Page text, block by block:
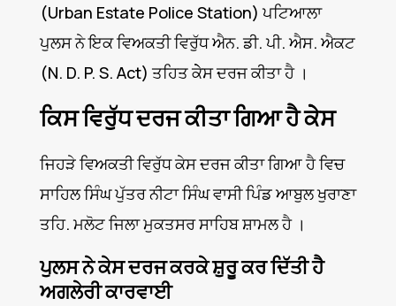
(Urban Estate Police Station) ਪਟਿਆਲਾ
ਪੁਲਸ ਨੇ ਇਕ ਵਿਅਕਤੀ ਵਿਰੁੱਧ ਐਨ. ਡੀ. ਪੀ. ਐਸ. ਐਕਟ
(N. D. P. S. Act) ਤਹਿਤ ਕੇੇਸ ਦਰਜ ਕੀਤਾ ਹੈ ।
ਕਿਸ ਵਿਰੁੱਧ ਦਰਜ ਕੀਤਾ ਗਿਆ ਹੈ ਕੇੇਸ
ਜਿਹੜੇ ਵਿਅਕਤੀ ਵਿਰੁੱਧ ਕੇਸ ਦਰਜ ਕੀਤਾ ਗਿਆ ਹੈ ਵਿਚ
ਸਾਹਿਲ ਸਿੰਘ ਪੁੱਤਰ ਨੀਟਾ ਸਿੰਘ ਵਾਸੀ ਪਿੰਡ ਆਬੁਲ ਖੁਰਾਣਾ
ਤਹਿ. ਮਲੋਟ ਜਿਲਾ ਮੁਕਤਸਰ ਸਾਹਿਬ ਸ਼ਾਮਲ ਹੈ ।
ਪੁਲਸ ਨੇ ਕੇਸ ਦਰਜ ਕਰਕੇ ਸ਼ੁਰੂ ਕਰ ਦਿੱਤੀ ਹੈ
ਅਗਲੇਰੀ ਕਾਰਵਾਈ